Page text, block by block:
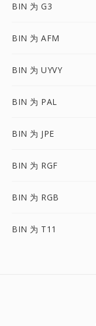
BIN 为 G3
BIN 为 AFM
BIN 为 UYVY
BIN 为 PAL
BIN 为 JPE
BIN 为 RGF
BIN 为 RGB
BIN 为 T11